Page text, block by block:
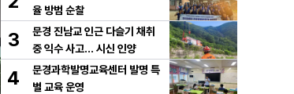
율 방범 순찰
3
문경 진남교 인근 다슬기 채취
중 익수 사고… 시신 인양
4
문경과학발명교육센터 발명 특
별 교육 운영